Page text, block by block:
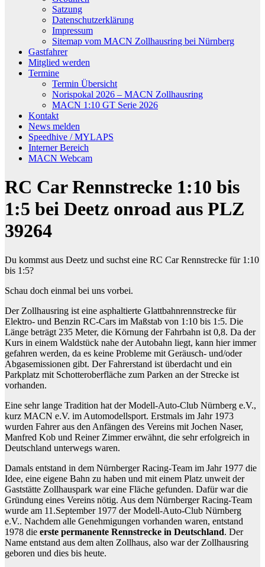
Satzung
Datenschutzerklärung
Impressum
Sitemap vom MACN Zollhausring bei Nürnberg
Gastfahrer
Mitglied werden
Termine
Termin Übersicht
Norispokal 2026 – MACN Zollhausring
MACN 1:10 GT Serie 2026
Kontakt
News melden
Speedhive / MYLAPS
Interner Bereich
MACN Webcam
RC Car Rennstrecke 1:10 bis
1:5 bei Deetz onroad aus PLZ
39264
Du kommst aus Deetz und suchst eine RC Car Rennstrecke für 1:10
bis 1:5?
Schau doch einmal bei uns vorbei.
Der Zollhausring ist eine asphaltierte Glattbahnrennstrecke für
Elektro- und Benzin RC-Cars im Maßstab von 1:10 bis 1:5. Die
Länge beträgt 235 Meter, die Körnung der Fahrbahn ist 0,8. Da der
Kurs in einem Waldstück nahe der Autobahn liegt, kann hier immer
gefahren werden, da es keine Probleme mit Geräusch- und/oder
Abgasemissionen gibt. Der Fahrerstand ist überdacht und ein
Parkplatz mit Schotteroberfläche zum Parken an der Strecke ist
vorhanden.
Eine sehr lange Tradition hat der Modell-Auto-Club Nürnberg e.V.,
kurz MACN e.V. im Automodellsport. Erstmals im Jahr 1973
wurden Fahrer aus den Anfängen des Vereins mit Jochen Naser,
Manfred Kob und Reiner Zimmer erwähnt, die sehr erfolgreich in
Deutschland unterwegs waren.
Damals entstand in dem Nürnberger Racing-Team im Jahr 1977 die
Idee, eine eigene Bahn zu haben und mit einem Platz unweit der
Gaststätte Zollhauspark war eine Fläche gefunden. Dafür war die
Gründung eines Vereins nötig. Aus dem Nürnberger Racing-Team
wurde am 11.September 1977 der Modell-Auto-Club Nürnberg
e.V.. Nachdem alle Genehmigungen vorhanden waren, entstand
1978 die erste permanente Rennstrecke in Deutschland. Der
Name entstand aus dem alten Zollhaus, also war der Zollhausring
geboren und dies bis heute.